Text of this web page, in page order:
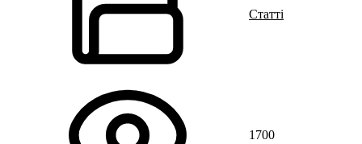
Статті
1700